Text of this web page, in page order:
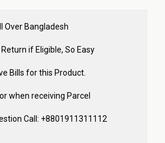
Over Bangladesh
Return if Eligible, So Easy
Bills for this Product.
when receiving Parcel
Call: +8801911311112